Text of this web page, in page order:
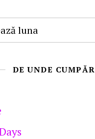
DE UNDE